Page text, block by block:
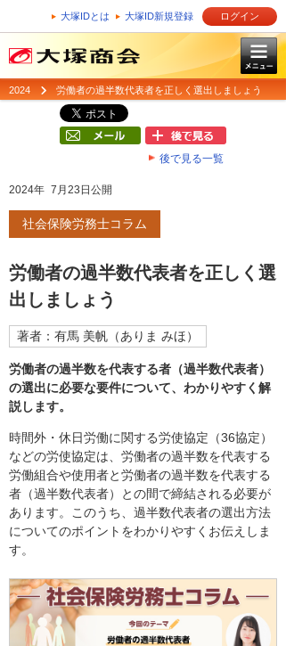
大塚IDとは 大塚ID新規登録 ログイン
2024 労働者の過半数代表者を正しく選出しましょう
後で見る一覧
2024年 7月23日公開
社会保険労務士コラム
労働者の過半数代表者を正しく選
出しましょう
著者：有馬 美帆（ありま みほ）
労働者の過半数を代表する者（過半数代表者）
の選出に必要な要件について、わかりやすく解
説します。
時間外・休日労働に関する労使協定（36協定）
などの労使協定は、労働者の過半数を代表する
労働組合や使用者と労働者の過半数を代表する
者（過半数代表者）との間で締結される必要が
あります。このうち、過半数代表者の選出方法
についてのポイントをわかりやすくお伝えしま
す。